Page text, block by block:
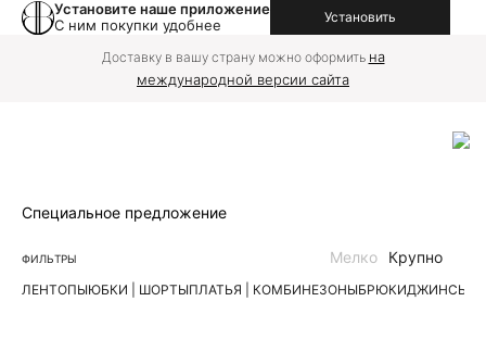
Установите наше приложение
С ним покупки удобнее
Установить
Доставку в вашу страну можно оформить на
международной версии сайта
Специальное предложение
ФИЛЬТРЫ
ЛЕНТОПЫЮБКИ | ШОРТЫПЛАТЬЯ | КОМБИНЕЗОНЫБРЮКИДЖИНСЫ
Мелко Крупно